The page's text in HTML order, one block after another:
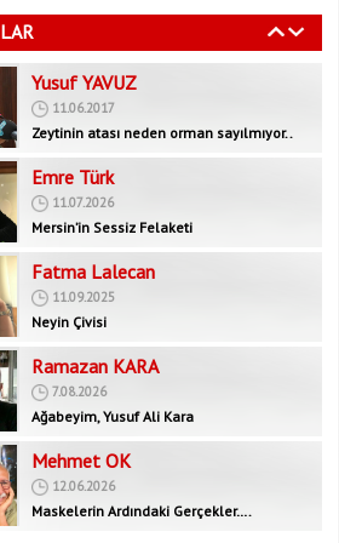
11.06.2017
Zeytinin atası neden orman sayılmıyor..
Emre Türk
11.07.2026
Mersin’in Sessiz Felaketi
Fatma Lalecan
11.09.2025
Neyin Çivisi
Ramazan KARA
7.08.2026
Ağabeyim, Yusuf Ali Kara
Mehmet OK
12.06.2026
Maskelerin Ardındaki Gerçekler….
Bedrettin GÜNDEŞ
29.09.2025
İktidar muhalefeti devre dışı bırakarak yeni